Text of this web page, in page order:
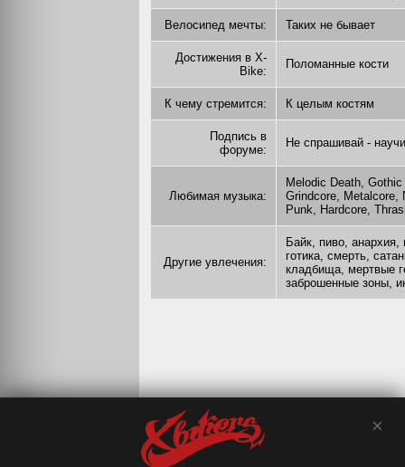
Велосипед мечты: Таких не бывает
Достижения в X-
Bike:
Поломанные кости
К чему стремится: К целым костям
Подпись в
форуме:
Не спрашивай -
Любимая музыка:
Melodic Death,
Grindcore, Metalcore,
Punk, Hardcore,
Другие увлечения:
Байк, пиво,
готика, смерть,
кладбища, мертвые
заброшенные зоны,
×